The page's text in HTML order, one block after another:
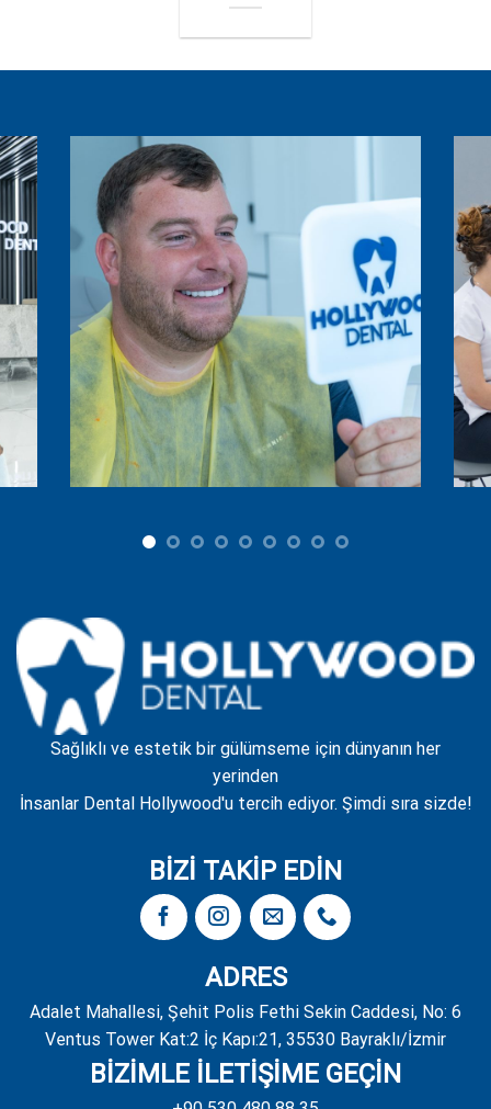
Sağlıklı ve estetik bir gülümseme için dünyanın her
yerinden
İnsanlar Dental Hollywood'u tercih ediyor. Şimdi sıra sizde!
BİZİ TAKİP EDİN
ADRES
Adalet Mahallesi, Şehit Polis Fethi Sekin Caddesi, No: 6
Ventus Tower Kat:2 İç Kapı:21, 35530 Bayraklı/İzmir
BİZİMLE İLETİŞİME GEÇİN